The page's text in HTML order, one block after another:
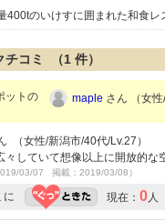
400tのいけすに囲まれた和食
チコミ （1 件）
ットの
maple さん （女
（女性/新潟市/40代/Lv.27）
々していて想像以上に開放的
03/07 掲載：2019/03/08）
に 現在： 0人